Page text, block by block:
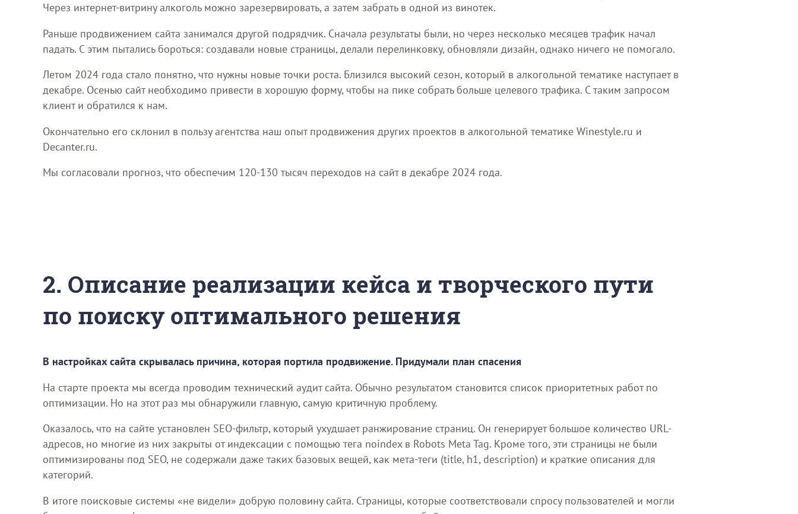
Через интернет-витрину алкоголь можно зарезервировать, а затем забрать в одной из винотек.
Раньше продвижением сайта занимался другой подрядчик. Сначала результаты были, но через несколько месяцев трафик начал
падать. С этим пытались бороться: создавали новые страницы, делали перелинковку, обновляли дизайн, однако ничего не помогало.
Летом 2024 года стало понятно, что нужны новые точки роста. Близился высокий сезон, который в алкогольной тематике наступает в
декабре. Осенью сайт необходимо привести в хорошую форму, чтобы на пике собрать больше целевого трафика. С таким запросом
клиент и обратился к нам.
Окончательно его склонил в пользу агентства наш опыт продвижения других проектов в алкогольной тематике Winestyle.ru и
Decanter.ru.
Мы согласовали прогноз, что обеспечим 120-130 тысяч переходов на сайт в декабре 2024 года.
2. Описание реализации кейса и творческого пути
по поиску оптимального решения
В настройках сайта скрывалась причина, которая портила продвижение. Придумали план спасения
На старте проекта мы всегда проводим технический аудит сайта. Обычно результатом становится список приоритетных работ по
оптимизации. Но на этот раз мы обнаружили главную, самую критичную проблему.
Оказалось, что на сайте установлен SEO-фильтр, который ухудшает ранжирование страниц. Он генерирует большое количество URL-
адресов, но многие из них закрыты от индексации с помощью тега noindex в Robots Meta Tag. Кроме того, эти страницы не были
оптимизированы под SEO, не содержали даже таких базовых вещей, как мета-теги (title, h1, description) и краткие описания для
категорий.
В итоге поисковые системы «не видели» добрую половину сайта. Страницы, которые соответствовали спросу пользователей и могли